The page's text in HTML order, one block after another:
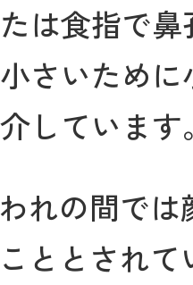
は食指で
さいため
しています
れの間で
ととされ